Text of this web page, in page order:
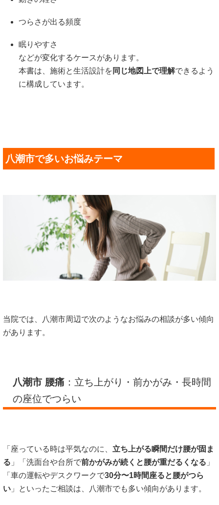
つらさが出る頻度
眠りやすさ
などが変化するケースがあります。
本書は、施術と生活設計を 同じ地図上で理解できるよう
に構成しています。
八潮市で多いお悩みテーマ
当院では、八潮市周辺で次のようなお悩みの相談が多い傾向
があります。
八潮市 腰痛 ：立ち上がり・前かがみ・長時間
の座位でつらい
「座っている時は平気なのに、 立ち上がる瞬間だけ腰が固ま
る 」「洗面台や台所で前かがみが続くと腰が重だるくなる 」
「車の運転やデスクワークで30分〜1時間座ると腰がつら
い 」といったご相談は、八潮市でも多い傾向があります。